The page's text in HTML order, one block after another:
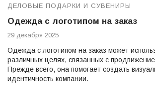
ДЕЛОВЫЕ ПОДАРКИ И СУВЕНИРЫ
Одежда с логотипом на заказ
29 декабря 2025
Одежда с логотипом на заказ может
различных целях, связанных с
Прежде всего, она помогает создать
идентичность компании.